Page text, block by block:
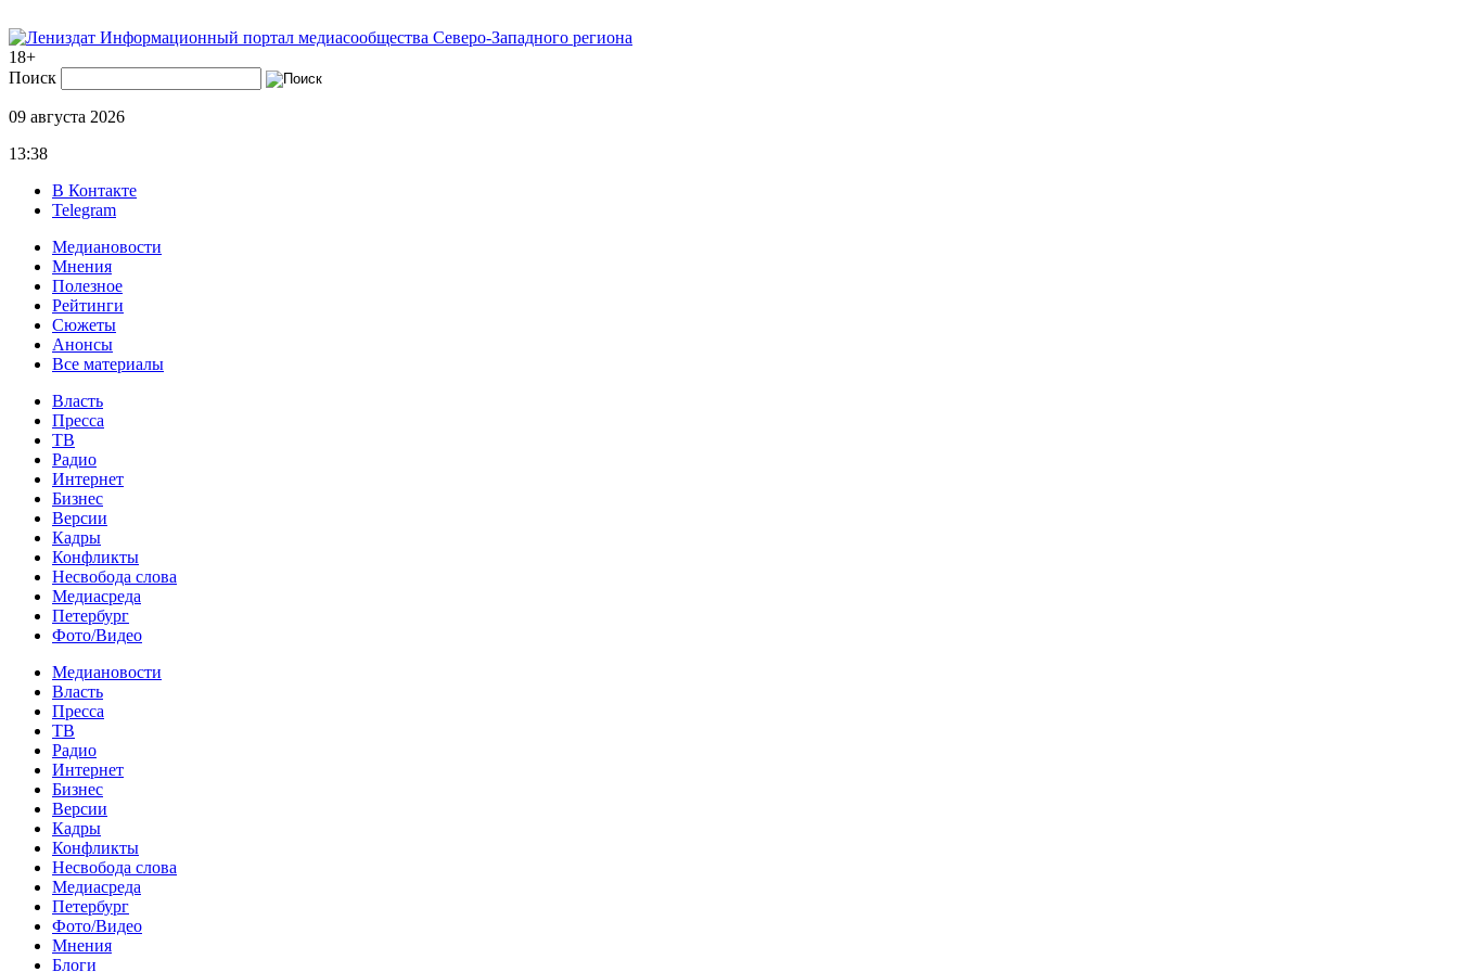
Информационный портал медиасообщества Северо-Западного региона
18+
Поиск
09 августа 2026
13:38
В Контакте
Telegram
Медиановости
Мнения
Полезное
Рейтинги
Сюжеты
Анонсы
Все материалы
Власть
Пресса
ТВ
Радио
Интернет
Бизнес
Версии
Кадры
Конфликты
Несвобода слова
Медиасреда
Петербург
Фото/Видео
Медиановости
Власть
Пресса
ТВ
Радио
Интернет
Бизнес
Версии
Кадры
Конфликты
Несвобода слова
Медиасреда
Петербург
Фото/Видео
Мнения
Блоги